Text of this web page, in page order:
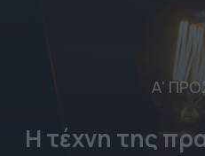
Α'
Η τέχνη της